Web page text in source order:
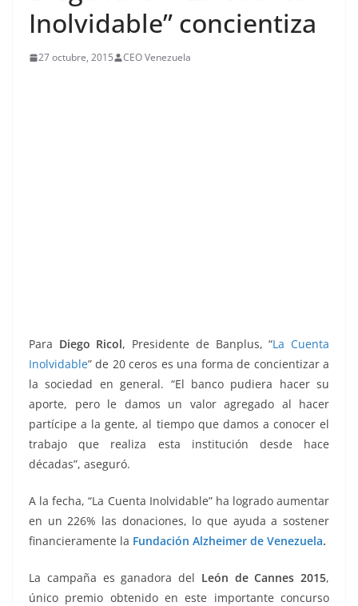
Inolvidable” concientiza
27 octubre, 2015 CEO Venezuela
Para Diego Ricol, Presidente de Banplus, “La Cuenta
Inolvidable” de 20 ceros es una forma de concientizar a
la sociedad en general. “El banco pudiera hacer su
aporte, pero le damos un valor agregado al hacer
partícipe a la gente, al tiempo que damos a conocer el
trabajo que realiza esta institución desde hace
décadas”, aseguró.
A la fecha, “La Cuenta Inolvidable” ha logrado aumentar
en un 226% las donaciones, lo que ayuda a sostener
financieramente la Fundación Alzheimer de Venezuela.
La campaña es ganadora del León de Cannes 2015,
único premio obtenido en este importante concurso